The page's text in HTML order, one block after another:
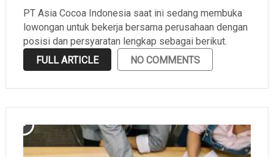
PT Asia Cocoa Indonesia saat ini sedang membuka
lowongan untuk bekerja bersama perusahaan dengan
posisi dan persyaratan lengkap sebagai berikut.
FULL ARTICLE
NO COMMENTS